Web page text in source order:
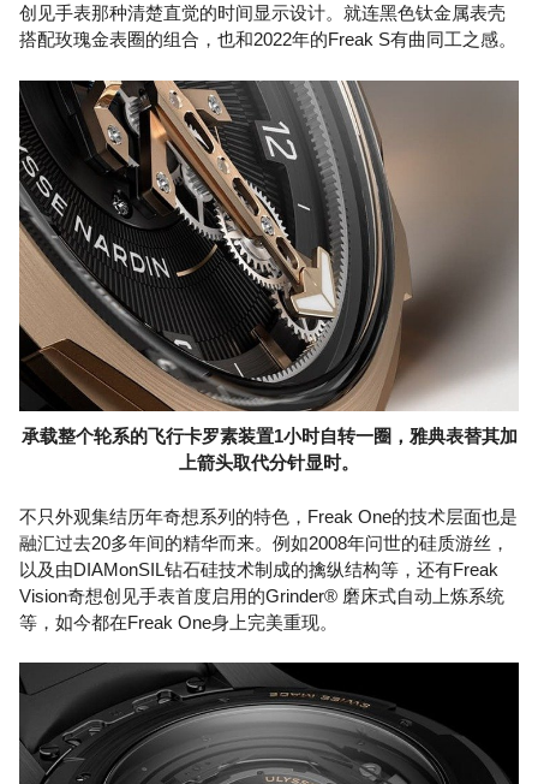
创见手表那种清楚直觉的时间显示设计。就连黑色钛金属表壳
搭配玫瑰金表圈的组合，也和2022年的Freak S有曲同工之感。
承载整个轮系的飞行卡罗素装置1小时自转一圈，雅典表替其加
上箭头取代分针显时。
不只外观集结历年奇想系列的特色，Freak One的技术层面也是
融汇过去20多年间的精华而来。例如2008年问世的硅质游丝，
以及由DIAMonSIL钻石硅技术制成的擒纵结构等，还有Freak
Vision奇想创见手表首度启用的Grinder® 磨床式自动上炼系统
等，如今都在Freak One身上完美重现。